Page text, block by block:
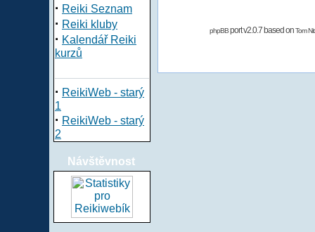
· Reiki Seznam
· Reiki kluby
· Kalendář Reiki
kurzů
· ReikiWeb - starý
1
· ReikiWeb - starý
2
Návštěvnost
phpBBport v2.0.7 based onTom